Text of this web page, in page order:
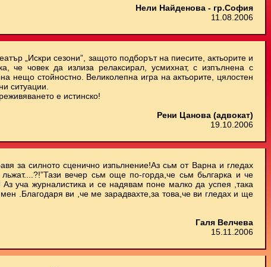
Нели Найденова - гр.София
11.08.2006
„Искри сезони”, защото подборът на пиесите, актьорите и
че човек да излиза релаксирал, усмихнат, с изпълнена с
нещо стойностно. Великолепна игра на актьорите, цялостен
ситуации.
е истинско!
Рени Цанова (адвокат)
19.10.2006
за силното сценично изпьлнение!Аз сьм от Варна и гледах
льжат....?!”Тази вечер сьм още по-горда,че сьм бьлгарка и че
Аз уча журналистика и се надявам поне малко да успея ,така
.Благодаря ви ,че ме зарадвахте,за това,че ви гледах и ще
Галя Велчева
15.11.2006